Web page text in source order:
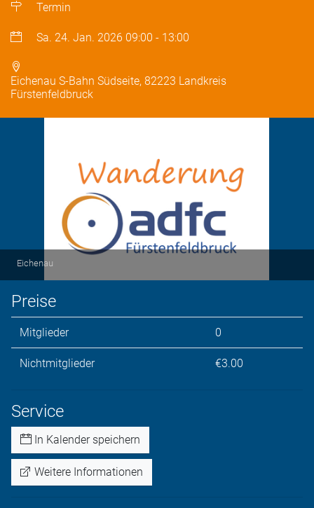
Termin
Sa. 24. Jan. 2026 09:00 - 13:00
Eichenau S-Bahn Südseite, 82223 Landkreis
Fürstenfeldbruck
Eichenau
Preise
Mitglieder 0
Nichtmitglieder €3.00
Service
In Kalender speichern
Weitere Informationen